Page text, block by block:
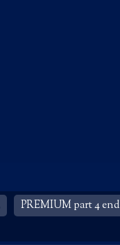
PREMIUM part 4 end